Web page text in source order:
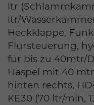
ltr
ltr/
Heckklappe,
Flursteuerung,
für bis zu 40mtr/
Haspel mit 40
hinten rechts,
KE30 (70 ltr/min,